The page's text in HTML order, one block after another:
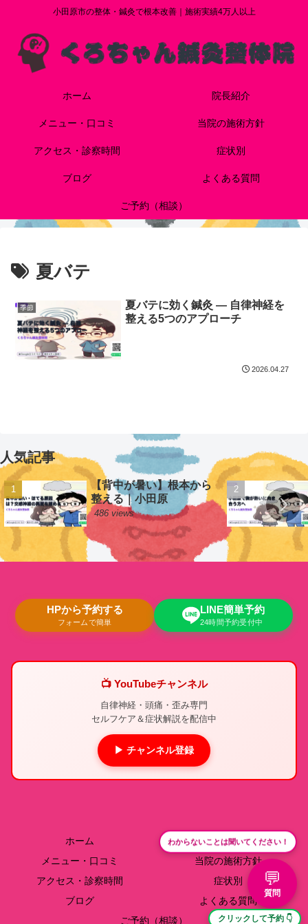
小田原市の整体・鍼灸で根本改善｜施術実績4万人以上
ホーム 院長紹介
メニュー・口コミ 当院の施術方針
アクセス・診察時間 症状別
ブログ よくある質問
ご予約（相談）
夏バテ
季節
夏バテに効く鍼灸 — 自律神経を
整える5つのアプローチ
2026.04.27
人気記事
【背中が暑い】根本から
整える｜小田原
486 views
HPから予約する
フォームで簡単
LINE簡単予約
24時間予約受付中
📺 YouTubeチャンネル
自律神経・頭痛・歪み専門
セルフケア＆症状解説を配信中
▶ チャンネル登録
ホーム
院長紹介
メニュー・口コミ
当院の施術方針
アクセス・診察時間
症状別
ブログ
よくある質問
ご予約（相談）
わからないことは聞いてください！
💬
質問
クリックして予約 👇